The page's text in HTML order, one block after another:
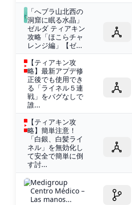
「へブラ山北西の
洞窟に眠る水晶」
ゼルダ ティアキン
攻略「ほこらチャ
レンジ編」【ゼ...
【ティアキン攻
略】最新アプデ修
正後でも使用でき
る「ライネル５連
戦」をバグなしで
誰...
【ティアキン攻
略】簡単注意！
「白銀、白髪ライ
ネル」を無効化し
て安全で簡単に倒
す討...
Medigroup
Centro Médico –
Las manos...